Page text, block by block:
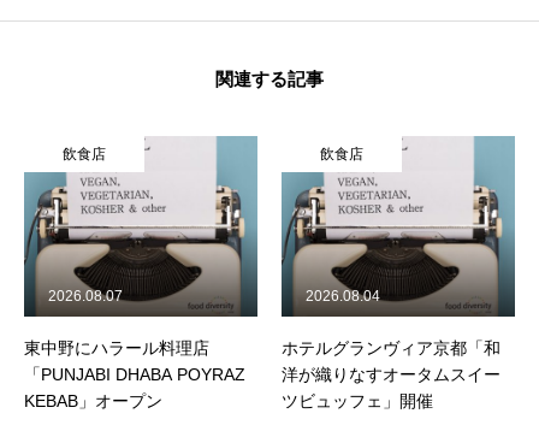
飲食店
製品情報
旅行関連
社会制度
関連する記事
飲食店
東中野にハラール料理店
「PUNJABI DHABA POYRAZ
KEBAB」オープン
2026.08.07
飲食店
ホテルグランヴィア京都「和
洋が織りなすオータムスイー
ツビュッフェ」開催
2026.08.04